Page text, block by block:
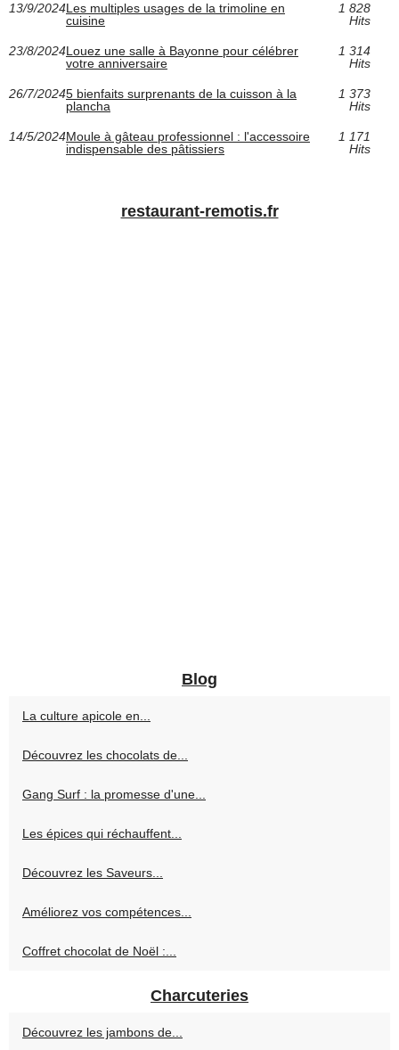
13/9/2024Les multiples usages de la trimoline en
cuisine
1 828
Hits
23/8/2024Louez une salle à Bayonne pour célébrer
votre anniversaire
1 314
Hits
26/7/20245 bienfaits surprenants de la cuisson à la
plancha
1 373
Hits
14/5/2024Moule à gâteau professionnel : l'accessoire
indispensable des pâtissiers
1 171
Hits
restaurant-remotis.fr
Blog
La culture apicole en...
Découvrez les chocolats de...
Gang Surf : la promesse d'une...
Les épices qui réchauffent...
Découvrez les Saveurs...
Améliorez vos compétences...
Coffret chocolat de Noël :...
Charcuteries
Découvrez les jambons de...